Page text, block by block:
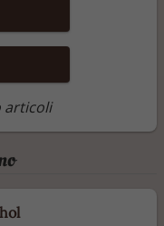
articoli